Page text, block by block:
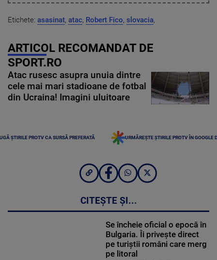
Etichete: asasinat, atac, Robert Fico, slovacia,
ARTICOL RECOMANDAT DE
SPORT.RO
Atac rusesc asupra unuia dintre
cele mai mari stadioane de fotbal
din Ucraina! Imagini uluitoare
ȘTIRILE PROTV CA SURSĂ PREFERATĂ URMĂREȘTE ȘTIRILE PROTV ÎN GOOGLE
CITEȘTE ȘI...
Se încheie oficial o epocă în
Bulgaria. Îi privește direct
pe turiștii români care merg
pe litoral